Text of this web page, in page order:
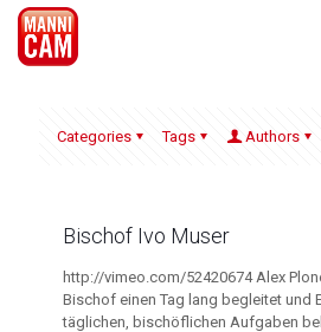
Categories Tags Authors
Bischof Ivo Muser
http://vimeo.com/52420674 Alex
Bischof einen Tag lang begleitet und
täglichen, bischöflichen Aufgaben